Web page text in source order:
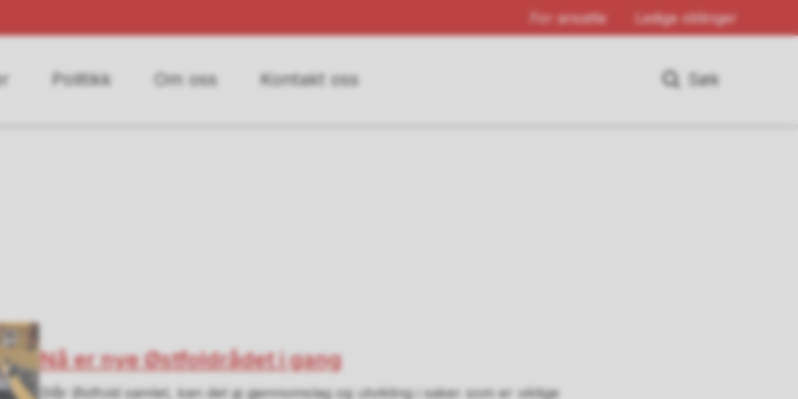
For ansatte Ledige stillinger
Politikk Om oss Kontakt oss Søk
Nå er nye Østfoldrådet i gang
Står Østfold samlet, kan det gi gjennomslag og utvikling i saker som er viktige